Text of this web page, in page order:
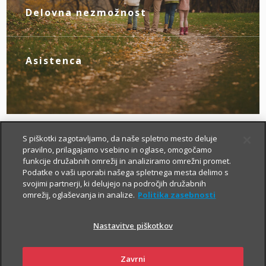
novim življenjskim okoliščinam.
Delovna nezmožnost
Z zagotovljenim nadomestilom za izpad
dohodka poskrbite zase, če zaradi
bolezni ali nezgode izgubite zmožnost za
delo.
Asistenca
Tu smo za vas – da boste v primeru
nezgode hitreje prišli do specialista, bolj
brezskrbno potovali po svetu in pridobili
drugo zdravniško mnenje.
Kako si lahko prilagodim
življenjsko zavarovanje?
S piškotki zagotavljamo, da naše spletno mesto deluje
pravilno, prilagajamo vsebino in oglase, omogočamo
funkcije družabnih omrežij in analiziramo omrežni promet.
Podatke o vaši uporabi našega spletnega mesta delimo s
svojimi partnerji, ki delujejo na področjih družabnih
omrežij, oglaševanja in analize. Politika zasebnosti
Nastavitve piškotkov
Zavrni